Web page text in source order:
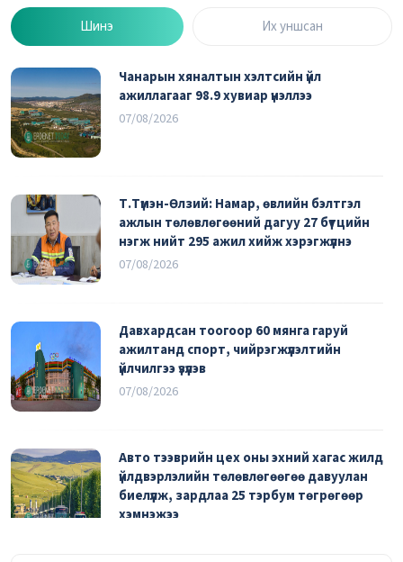
Шинэ Их уншсан
Чанарын хяналтын хэлтсийн үйл
ажиллагааг 98.9 хувиар үнэллээ
07/08/2026
Т.Түмэн-Өлзий: Намар, өвлийн бэлтгэл
ажлын төлөвлөгөөний дагуу 27 бүтцийн
нэгж нийт 295 ажил хийж хэрэгжүүлнэ
07/08/2026
Давхардсан тоогоор 60 мянга гаруй
ажилтанд спорт, чийрэгжүүлэлтийн
үйлчилгээ үзүүлэв
07/08/2026
Авто тээврийн цех оны эхний хагас жилд
үйлдвэрлэлийн төлөвлөгөөгөө давуулан
биелүүлж, зардлаа 25 тэрбум төгрөгөөр
хэмнэжээ